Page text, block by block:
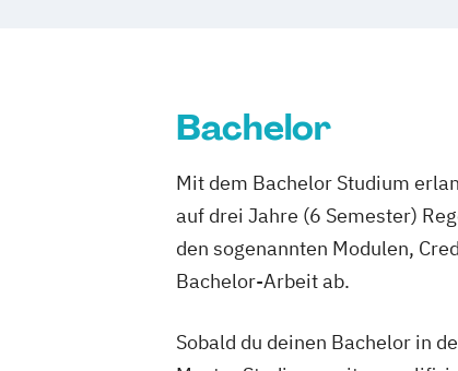
Bachelor
Mit dem Bachelor Studium
auf drei Jahre (6 Semester)
den sogenannten Modulen,
Bachelor-Arbeit ab.
Sobald du deinen Bachelor in